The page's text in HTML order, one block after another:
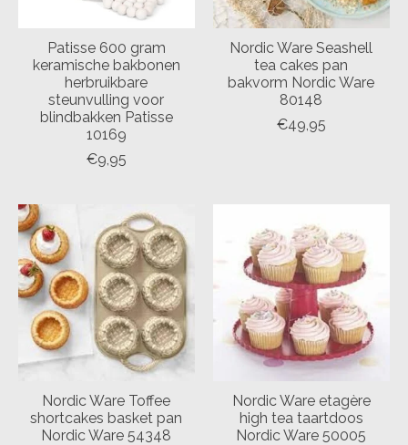
Patisse 600 gram
keramische bakbonen
herbruikbare
steunvulling voor
blindbakken Patisse
10169
€9,95
Nordic Ware Seashell
tea cakes pan
bakvorm Nordic Ware
80148
€49,95
Nordic Ware Toffee
shortcakes basket pan
Nordic Ware 54348
Nordic Ware etagère
high tea taartdoos
Nordic Ware 50005